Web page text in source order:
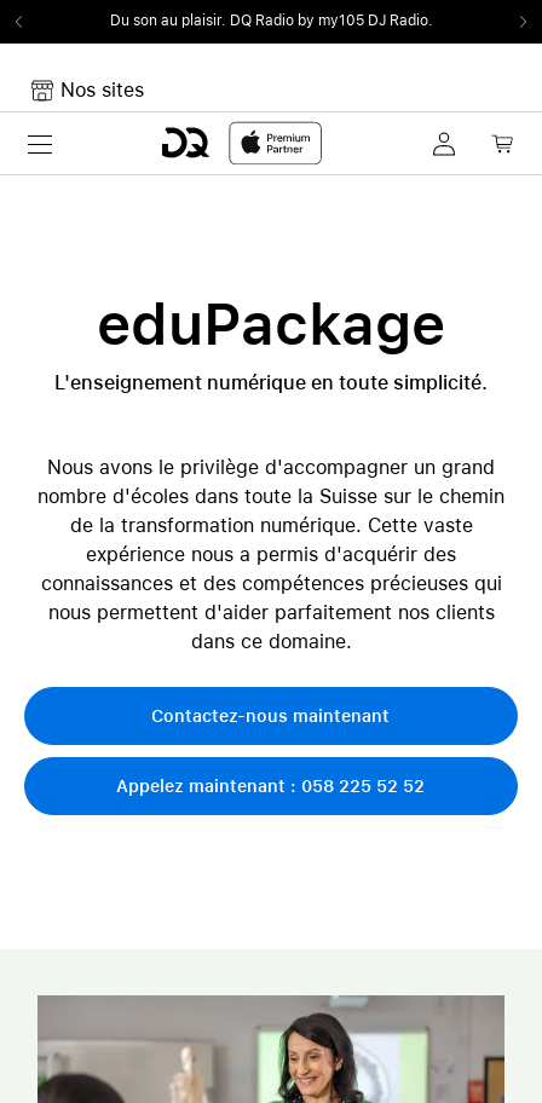
Du son au plaisir. DQ Radio by my105 DJ Radio.
Nos sites
Toggle navigation
eduPackage
L'enseignement numérique en toute simplicité.
Nous avons le privilège d'accompagner un grand
nombre d'écoles dans toute la Suisse sur le chemin
de la transformation numérique. Cette vaste
expérience nous a permis d'acquérir des
connaissances et des compétences précieuses qui
nous permettent d'aider parfaitement nos clients
dans ce domaine.
Contactez-nous maintenant
Appelez maintenant : 058 225 52 52